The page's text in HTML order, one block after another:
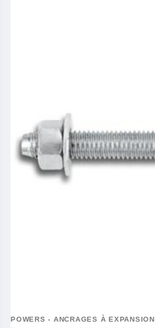
POWERS - ANCRAGES À EXPANSION